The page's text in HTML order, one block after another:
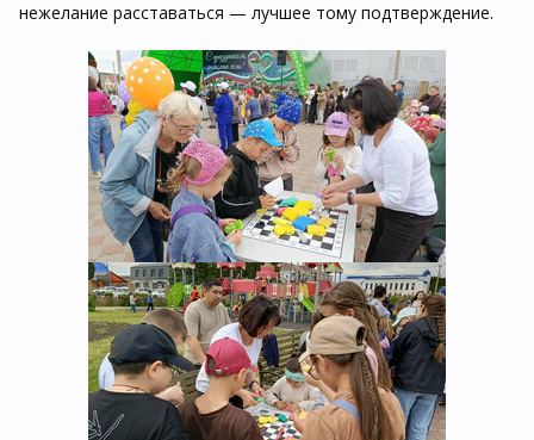
нежелание расставаться — лучшее тому подтверждение.